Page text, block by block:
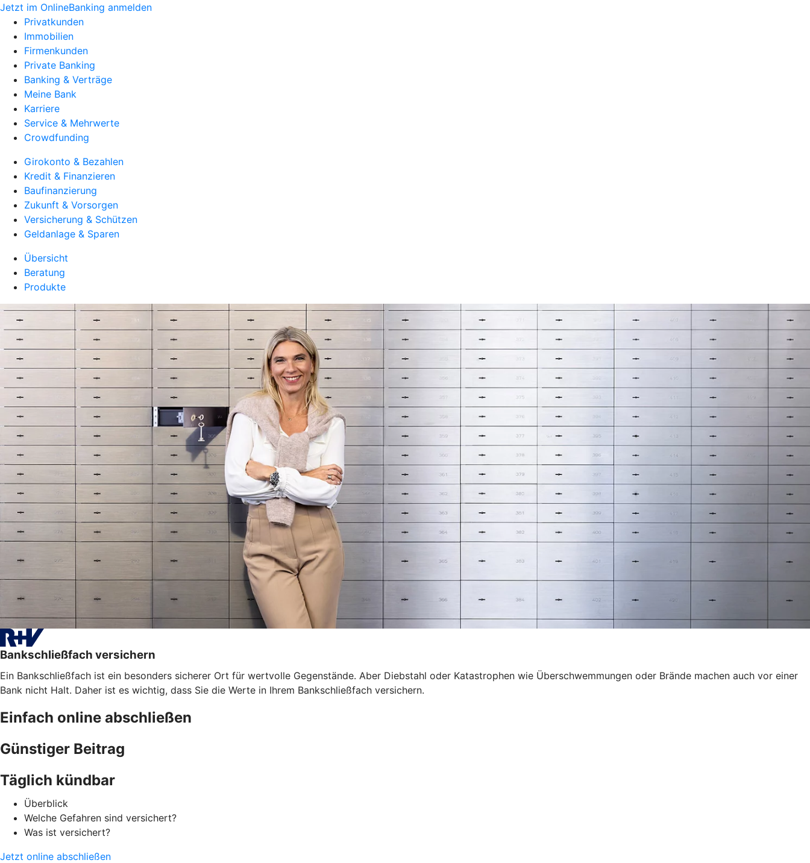
Jetzt im OnlineBanking anmelden
Privatkunden
Immobilien
Firmenkunden
Private Banking
Banking & Verträge
Meine Bank
Karriere
Service & Mehrwerte
Crowdfunding
Girokonto & Bezahlen
Kredit & Finanzieren
Baufinanzierung
Zukunft & Vorsorgen
Versicherung & Schützen
Geldanlage & Sparen
Übersicht
Beratung
Produkte
Bankschließfach versichern
Ein Bankschließfach ist ein besonders sicherer Ort für wertvolle Gegenstände. Aber Diebstahl oder Katastrophen wie Überschwemmungen oder Brände machen auch vor einer
Bank nicht Halt. Daher ist es wichtig, dass Sie die Werte in Ihrem Bankschließfach versichern.
Einfach online abschließen
Günstiger Beitrag
Täglich kündbar
Überblick
Welche Gefahren sind versichert?
Was ist versichert?
Jetzt online abschließen